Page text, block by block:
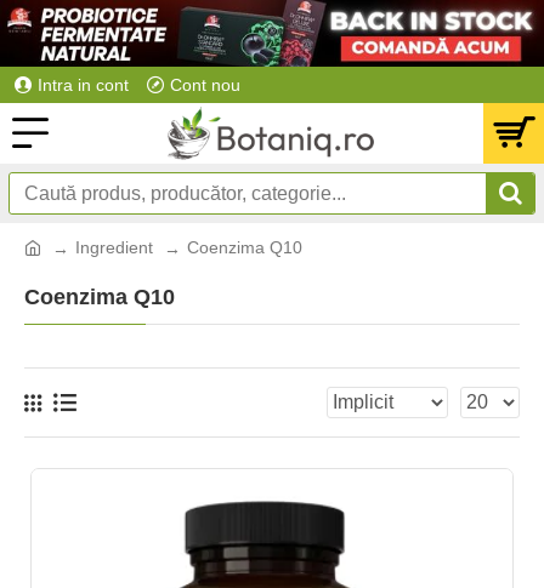
Intra in cont Cont nou
Ingredient Coenzima Q10
Coenzima Q10